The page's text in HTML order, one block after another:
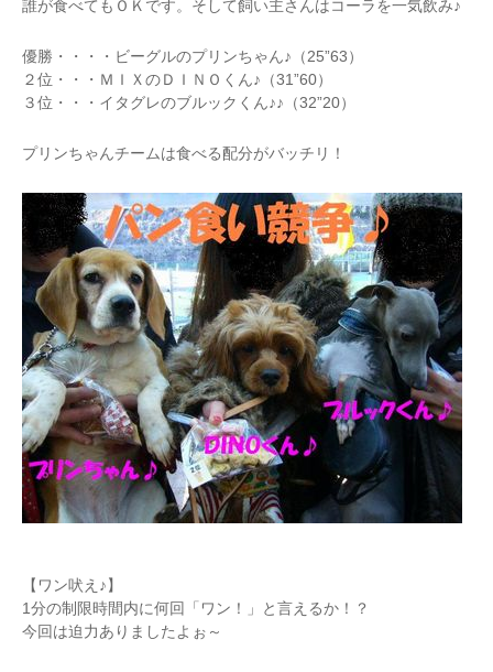
誰が食べてもＯＫです。そして飼い主さんはコーラを一気飲み♪
優勝・・・・ビーグルのプリンちゃん♪（25”63）
２位・・・ＭＩＸのＤＩＮＯくん♪（31”60）
３位・・・イタグレのブルックくん♪♪（32”20）
プリンちゃんチームは食べる配分がバッチリ！
【ワン吠え♪】
1分の制限時間内に何回「ワン！」と言えるか！？
今回は迫力ありましたよぉ～